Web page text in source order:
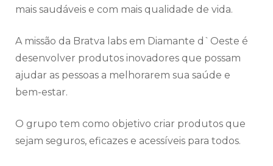
mais saudáveis e com mais qualidade de vida.
A missão da Bratva labs em Diamante d`Oeste é
desenvolver produtos inovadores que possam
ajudar as pessoas a melhorarem sua saúde e
bem-estar.
O grupo tem como objetivo criar produtos que
sejam seguros, eficazes e acessíveis para todos.